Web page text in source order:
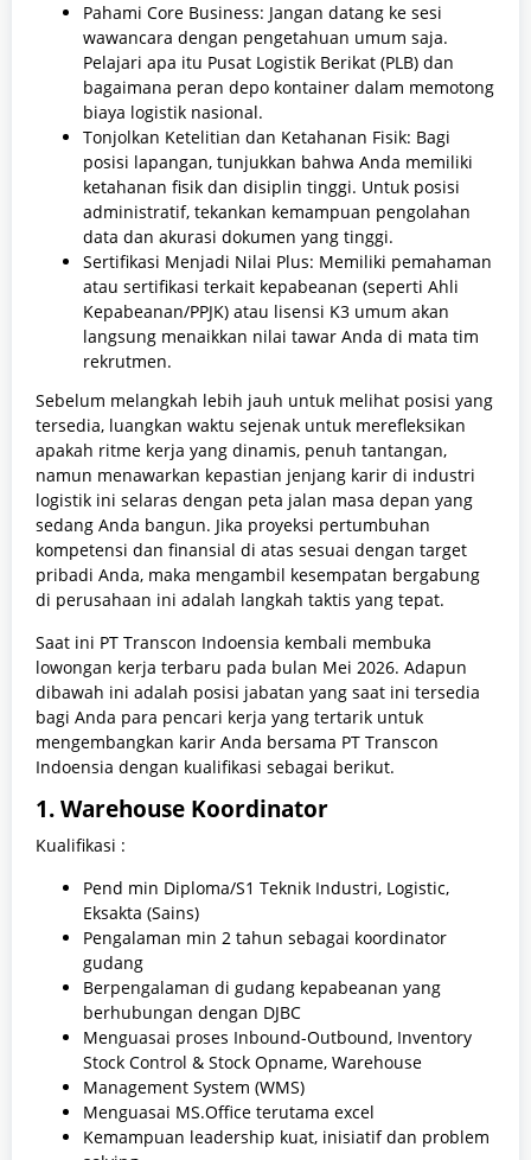
Pahami Core Business: Jangan datang ke sesi
wawancara dengan pengetahuan umum saja.
Pelajari apa itu Pusat Logistik Berikat (PLB) dan
bagaimana peran depo kontainer dalam memotong
biaya logistik nasional.
Tonjolkan Ketelitian dan Ketahanan Fisik: Bagi
posisi lapangan, tunjukkan bahwa Anda memiliki
ketahanan fisik dan disiplin tinggi. Untuk posisi
administratif, tekankan kemampuan pengolahan
data dan akurasi dokumen yang tinggi.
Sertifikasi Menjadi Nilai Plus: Memiliki pemahaman
atau sertifikasi terkait kepabeanan (seperti Ahli
Kepabeanan/PPJK) atau lisensi K3 umum akan
langsung menaikkan nilai tawar Anda di mata tim
rekrutmen.
Sebelum melangkah lebih jauh untuk melihat posisi yang
tersedia, luangkan waktu sejenak untuk merefleksikan
apakah ritme kerja yang dinamis, penuh tantangan,
namun menawarkan kepastian jenjang karir di industri
logistik ini selaras dengan peta jalan masa depan yang
sedang Anda bangun. Jika proyeksi pertumbuhan
kompetensi dan finansial di atas sesuai dengan target
pribadi Anda, maka mengambil kesempatan bergabung
di perusahaan ini adalah langkah taktis yang tepat.
Saat ini PT Transcon Indoensia kembali membuka
lowongan kerja terbaru pada bulan Mei 2026. Adapun
dibawah ini adalah posisi jabatan yang saat ini tersedia
bagi Anda para pencari kerja yang tertarik untuk
mengembangkan karir Anda bersama PT Transcon
Indoensia dengan kualifikasi sebagai berikut.
1. Warehouse Koordinator
Kualifikasi :
Pend min Diploma/S1 Teknik Industri, Logistic,
Eksakta (Sains)
Pengalaman min 2 tahun sebagai koordinator
gudang
Berpengalaman di gudang kepabeanan yang
berhubungan dengan DJBC
Menguasai proses Inbound-Outbound, Inventory
Stock Control & Stock Opname, Warehouse
Management System (WMS)
Menguasai MS.Office terutama excel
Kemampuan leadership kuat, inisiatif dan problem